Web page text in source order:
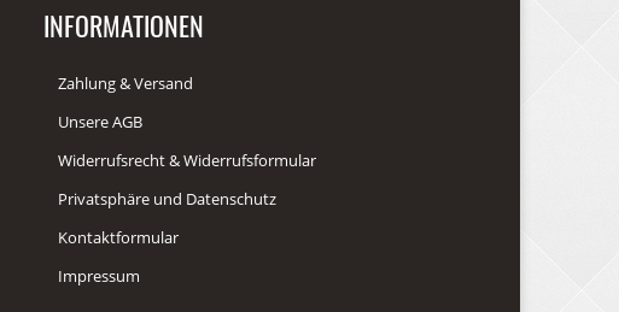
INFORMATIONEN
Zahlung & Versand
Unsere AGB
Widerrufsrecht & Widerrufsformular
Privatsphäre und Datenschutz
Kontaktformular
Impressum